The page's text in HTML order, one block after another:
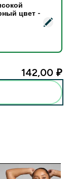
MP Power —
цвет -
142,00 ₽‎